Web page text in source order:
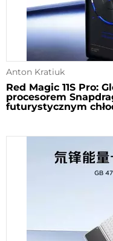
Anton Kratiuk
Red Magic 11S Pro:
procesorem
futurystycznym